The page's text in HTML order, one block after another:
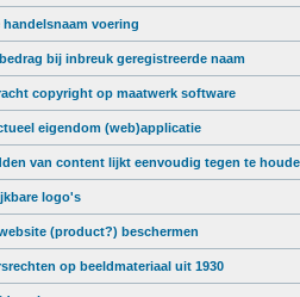
handelsnaam voering
bij inbreuk geregistreerde naam
copyright op maatwerk software
eigendom (web)applicatie
van content lijkt eenvoudig tegen te
logo's
(product?) beschermen
op beeldmateriaal uit 1930